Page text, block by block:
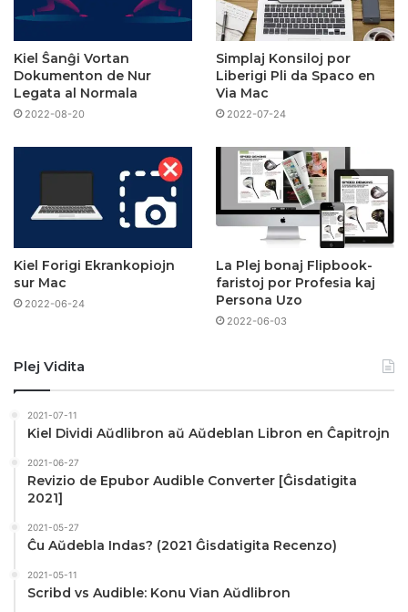
Kiel Ŝanĝi Vortan
Dokumenton de Nur
Legata al Normala
2022-08-20
Simplaj Konsiloj por
Liberigi Pli da Spaco en
Via Mac
2022-07-24
Kiel Forigi Ekrankopiojn
sur Mac
2022-06-24
La Plej bonaj Flipbook-
faristoj por Profesia kaj
Persona Uzo
2022-06-03
Plej Vidita
2021-07-11
Kiel Dividi Aŭdlibron aŭ Aŭdeblan Libron en Ĉapitrojn
2021-06-27
Revizio de Epubor Audible Converter [Ĝisdatigita
2021]
2021-05-27
Ĉu Aŭdebla Indas? (2021 Ĝisdatigita Recenzo)
2021-05-11
Scribd vs Audible: Konu Vian Aŭdlibron